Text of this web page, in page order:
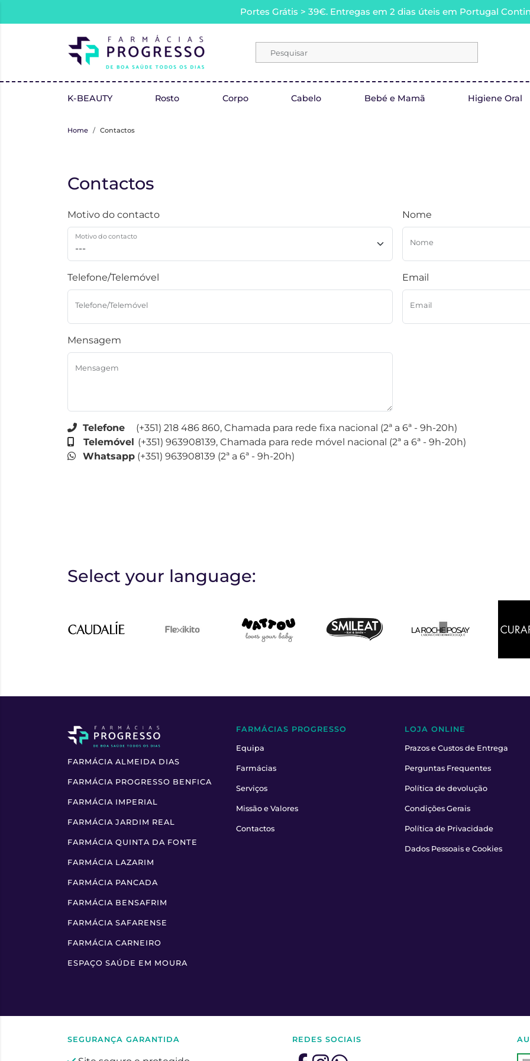
Portes Grátis > 39€. Entregas em 2 dias úteis em Portugal
Pesquisar
K-BEAUTY Rosto Corpo Cabelo Bebé e Mamã Higiene Oral
Home Contactos
Contactos
Motivo do contacto
Motivo do contacto
Nome
Nome
Telefone/Telemóvel
Telefone/Telemóvel
Email
Email
Mensagem
Mensagem
Telefone
(+351) 218 486 860, Chamada para rede fixa nacional (2ª a 6ª - 9h-20h)
Telemóvel (+351) 963908139, Chamada para rede móvel nacional (2ª a 6ª - 9h-20h)
Whatsapp (+351) 963908139 (2ª a 6ª - 9h-20h)
Select your language:
FARMÁCIA ALMEIDA DIAS
FARMÁCIA PROGRESSO BENFICA
FARMÁCIA IMPERIAL
FARMÁCIA JARDIM REAL
FARMÁCIA QUINTA DA FONTE
FARMÁCIA LAZARIM
FARMÁCIA PANCADA
FARMÁCIA BENSAFRIM
FARMÁCIA SAFARENSE
FARMÁCIA CARNEIRO
ESPAÇO SAÚDE EM MOURA
FARMÁCIAS PROGRESSO
Equipa
Farmácias
Serviços
Missão e Valores
Contactos
LOJA ONLINE
Prazos e Custos de Entrega
Perguntas Frequentes
Política de devolução
Condições Gerais
Política de Privacidade
Dados Pessoais e Cookies
SEGURANÇA GARANTIDA REDES SOCIAIS